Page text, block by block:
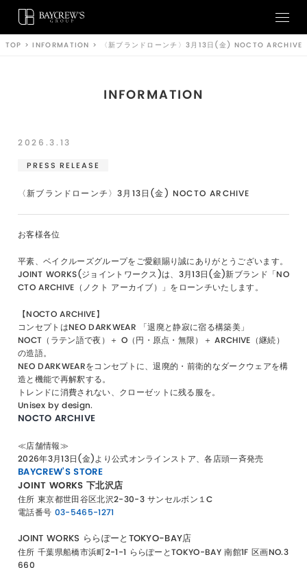
TOP >INFORMATION > 〈新ブランドローンチ〉3月13日(金) NOCTO ARCHIVE
INFORMATION
2026.3.13
PRESS RELEASE
〈新ブランドローンチ〉3月13日(金) NOCTO ARCHIVE
お客様各位
​平素、ベイクルーズグループをご愛顧賜り誠にありがとうございます。
JOINT WORKS(ジョイントワークス)は、3月13日(金)新ブランド「NO
CTO ARCHIVE（ノクト アーカイブ） 」をローンチいたします。
【NOCTO ARCHIVE】
コンセプトはNEO DARKWEAR 「退廃と静寂に宿る構築美」
NOCT（ラテン語で夜）＋ O（円・原点・無限）＋ ARCHIVE（継続）
の造語。
NEO DARKWEARをコンセプトに、退廃的・前衛的なダークウェアを構
造と機能で再解釈する。
トレンドに消費されない、クローゼットに残る服を。
Unisex by design.
NOCTO ARCHIVE
≪店舗情報≫
2026年3月13日(金)より公式オンラインストア、各店頭一斉発売
BAYCREW’S STORE
JOINT WORKS 下北沢店
住所東京都世田谷区北沢2-30-3 サンセルボン１C
電話番号 03-5465-1271
JOINT WORKS ららぽーとTOKYO-BAY店
住所千葉県船橋市浜町2-1-1 ららぽーとTOKYO-BAY 南館1F 区画NO.3